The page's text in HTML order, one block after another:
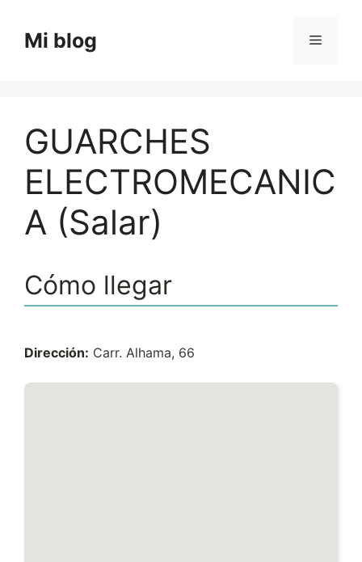
contenido
Mi blog Menú
GUARCHES
ELECTROMECANIC
A (Salar)
Cómo llegar
Dirección: Carr. Alhama, 66